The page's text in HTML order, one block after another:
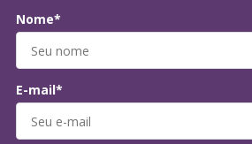
Nome*
E-mail*